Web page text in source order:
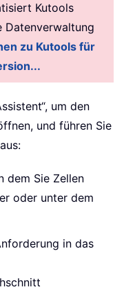
Kutools
Datenverwaltung
zu Kutools für
um den
und führen Sie
dem Sie Zellen
oder unter dem
in das